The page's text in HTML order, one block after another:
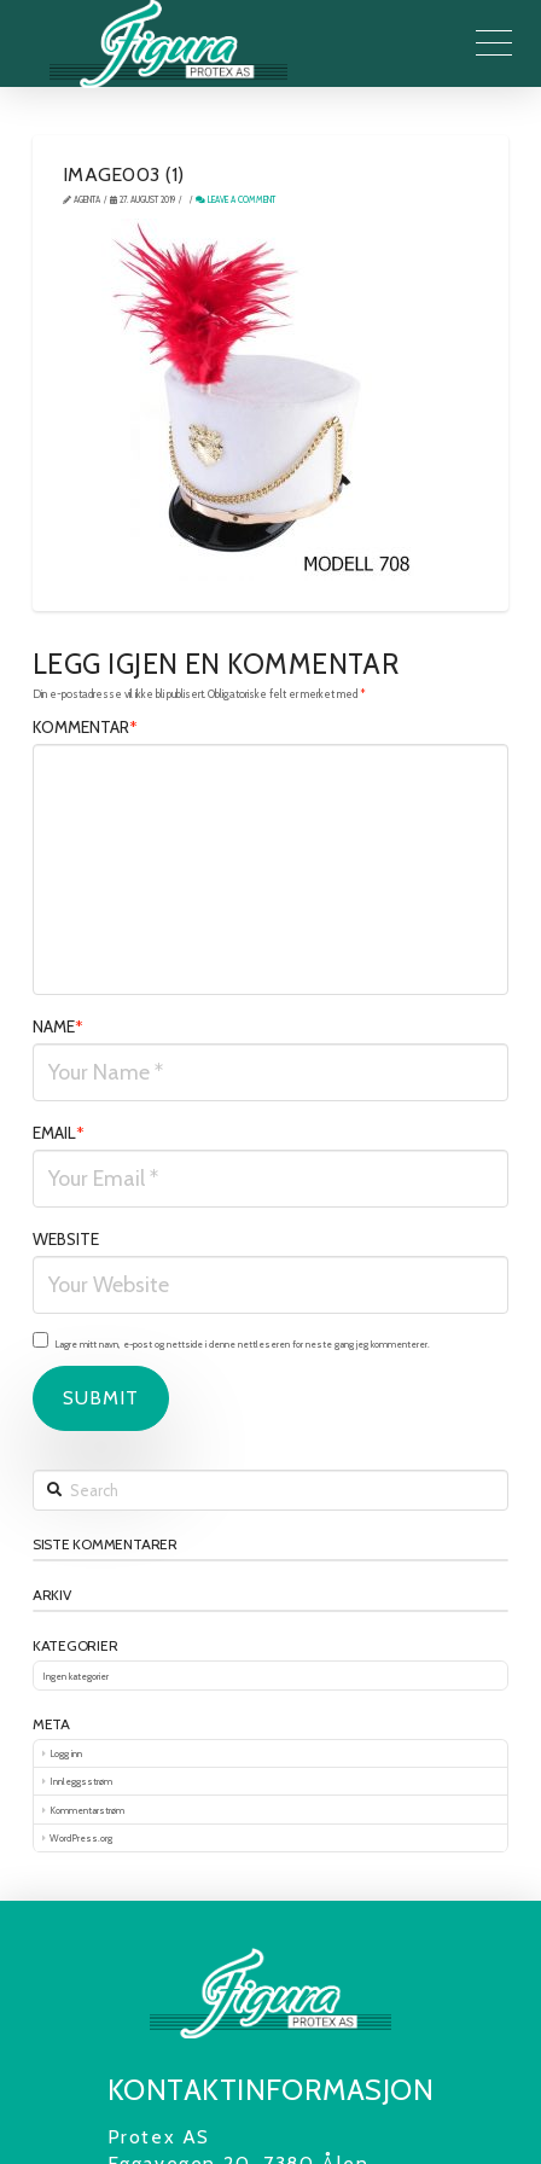
IMAGE003 (1)
AGENTA 27. AUGUST 2019 LEAVE A COMMENT
LEGG IGJEN EN KOMMENTAR
Din e-postadresse vil ikke bli publisert. Obligatoriske felt er merket med *
KOMMENTAR*
NAME*
EMAIL*
WEBSITE
Lagre mitt navn, e-post og nettside i denne nettleseren for neste gang jeg kommenterer.
Search
SISTE KOMMENTARER
ARKIV
KATEGORIER
Ingen kategorier
META
Logg inn
Innleggsstrøm
Kommentarstrøm
WordPress.org
KONTAKTINFORMASJON
Protex AS